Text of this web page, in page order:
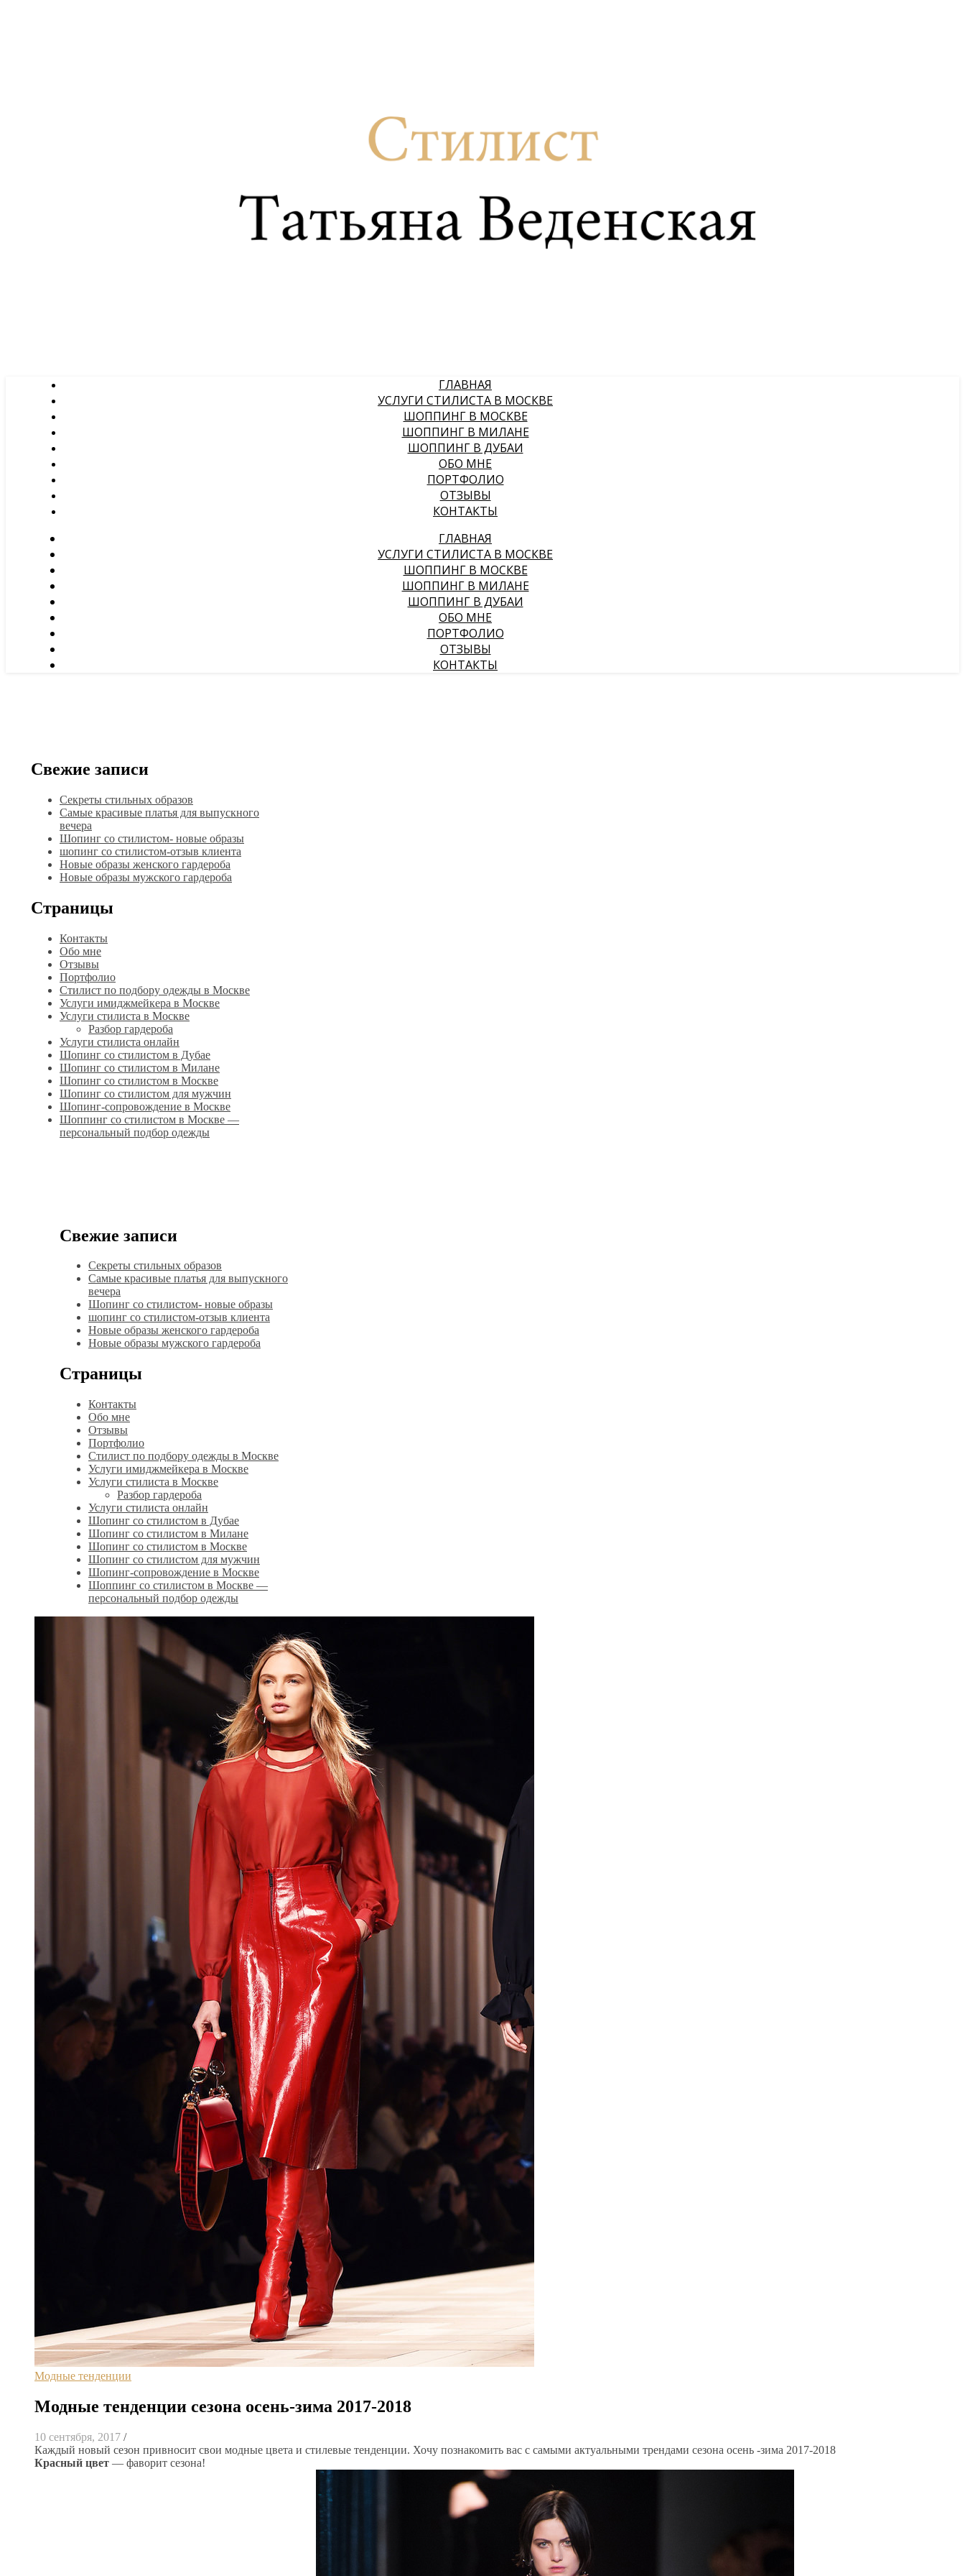
ГЛАВНАЯ
УСЛУГИ СТИЛИСТА В МОСКВЕ
ШОППИНГ В МОСКВЕ
ШОППИНГ В МИЛАНЕ
ШОППИНГ В ДУБАИ
ОБО МНЕ
ПОРТФОЛИО
ОТЗЫВЫ
КОНТАКТЫ
ГЛАВНАЯ
УСЛУГИ СТИЛИСТА В МОСКВЕ
ШОППИНГ В МОСКВЕ
ШОППИНГ В МИЛАНЕ
ШОППИНГ В ДУБАИ
ОБО МНЕ
ПОРТФОЛИО
ОТЗЫВЫ
КОНТАКТЫ
Свежие записи
Секреты стильных образов
Самые красивые платья для выпускного
вечера
Шопинг со стилистом- новые образы
шопинг со стилистом-отзыв клиента
Новые образы женского гардероба
Новые образы мужского гардероба
Страницы
Контакты
Обо мне
Отзывы
Портфолио
Стилист по подбору одежды в Москве
Услуги имиджмейкера в Москве
Услуги стилиста в Москве
Разбор гардероба
Услуги стилиста онлайн
Шопинг со стилистом в Дубае
Шопинг со стилистом в Милане
Шопинг со стилистом в Москве
Шопинг со стилистом для мужчин
Шопинг-сопровождение в Москве
Шоппинг со стилистом в Москве —
персональный подбор одежды
Свежие записи
Секреты стильных образов
Самые красивые платья для выпускного
вечера
Шопинг со стилистом- новые образы
шопинг со стилистом-отзыв клиента
Новые образы женского гардероба
Новые образы мужского гардероба
Страницы
Контакты
Обо мне
Отзывы
Портфолио
Стилист по подбору одежды в Москве
Услуги имиджмейкера в Москве
Услуги стилиста в Москве
Разбор гардероба
Услуги стилиста онлайн
Шопинг со стилистом в Дубае
Шопинг со стилистом в Милане
Шопинг со стилистом в Москве
Шопинг со стилистом для мужчин
Шопинг-сопровождение в Москве
Шоппинг со стилистом в Москве —
персональный подбор одежды
Модные тенденции
Модные тенденции сезона осень-зима 2017-2018
10 сентября, 2017 /
Каждый новый сезон привносит свои модные цвета и стилевые тенденции. Хочу познакомить вас с самыми актуальными трендами сезона осень -зима 2017-2018
Красный цвет — фаворит сезона!